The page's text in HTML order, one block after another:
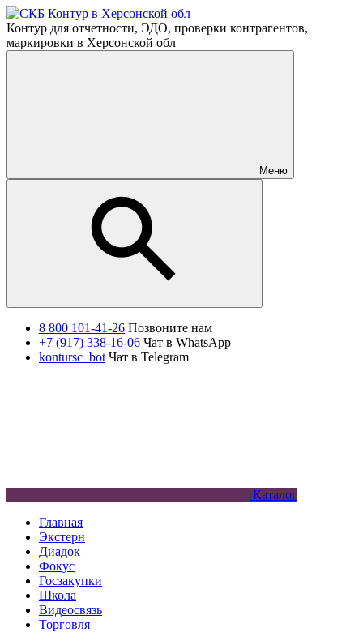
Контур для отчетности, ЭДО, проверки контрагентов,
маркировки в Херсонской обл
Меню
8 800 101-41-26 Позвоните нам
+7 (917) 338-16-06 Чат в WhatsApp
kontursc_bot Чат в Telegram
Каталог
Главная
Экстерн
Диадок
Фокус
Госзакупки
Школа
Видеосвязь
Торговля